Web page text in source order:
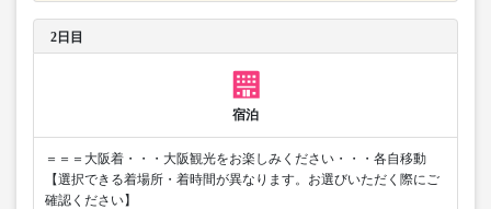
2日目
宿泊
＝＝＝大阪着・・・大阪観光をお楽しみください・・・各自移動
【選択できる着場所・着時間が異なります。お選びいただく際にご
確認ください】